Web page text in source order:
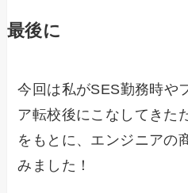
最後に
今回は私がSES勤務時や
ア転校後にこなしてきた
をもとに、エンジニアの
みました！